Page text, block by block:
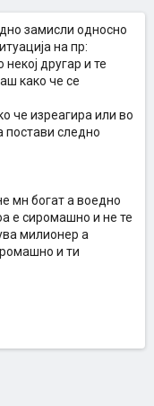
замисли односно
на пр:
другар и те
како че се
че изреагира или во
постави следно
мн богат а воедно
е сиромашно и не те
милионер а
и ти